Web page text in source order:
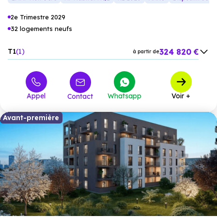
2e Trimestre 2029
32 logements neufs
T1 1 à partir de324 820 €
à partir de 448 220 €
à partir de 588 550 €
T4 Duplex 3 à partir de654 480 €
T5 à partir de910 460 €
Appel Contact Whatsapp Voir +
Avant-première